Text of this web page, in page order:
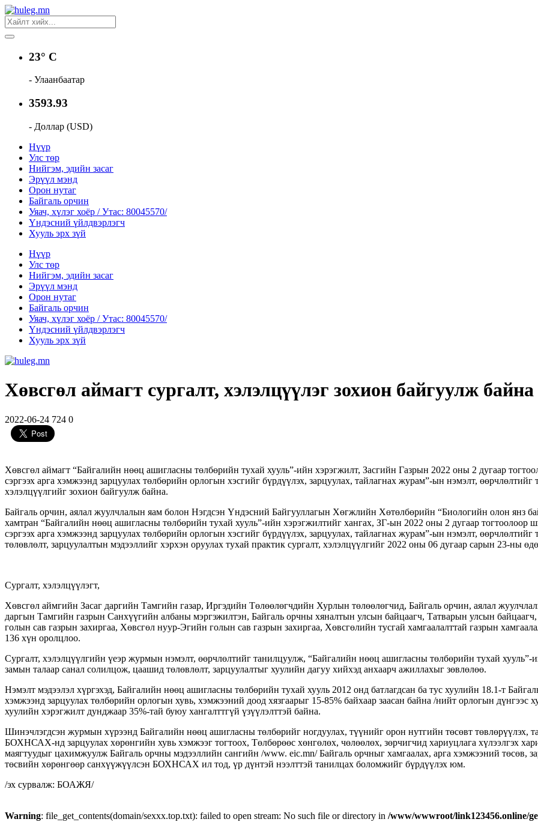
23° C
- Улаанбаатар
3593.93
- Доллар (USD)
Нүүр
Улс төр
Нийгэм, эдийн засаг
Эрүүл мэнд
Орон нутаг
Байгаль орчин
Уяач, хүлэг хоёр / Утас: 80045570/
Үндэсний үйлдвэрлэгч
Хууль эрх зүй
Нүүр
Улс төр
Нийгэм, эдийн засаг
Эрүүл мэнд
Орон нутаг
Байгаль орчин
Уяач, хүлэг хоёр / Утас: 80045570/
Үндэсний үйлдвэрлэгч
Хууль эрх зүй
Хөвсгөл аймагт сургалт, хэлэлцүүлэг зохион байгуулж байна
2022-06-24 724 0
Хөвсгөл аймагт “Байгалийн нөөц ашигласны төлбөрийн тухай хууль”-ийн хэрэгжилт, Засгийн Газрын 2022 оны 2 дугаар
сэргээх арга хэмжээнд зарцуулах төлбөрийн орлогын хэсгийг бүрдүүлэх, зарцуулах, тайлагнах журам”-ын нэмэлт, өөрчлөлтийг
хэлэлцүүлгийг зохион байгуулж байна.
Байгаль орчин, аялал жуулчлалын яам болон Нэгдсэн Үндэсний Байгууллагын Хөгжлийн Хөтөлбөрийн “Биологийн олон янз
хамтран “Байгалийн нөөц ашигласны төлбөрийн тухай хууль”-ийн хэрэгжилтийг хангах, ЗГ-ын 2022 оны 2 дугаар тогтоолоор
сэргээх арга хэмжээнд зарцуулах төлбөрийн орлогын хэсгийг бүрдүүлэх, зарцуулах, тайлагнах журам”-ын нэмэлт,
төлөвлөлт, зарцуулалтын мэдээллийг хэрхэн оруулах тухай практик сургалт, хэлэлцүүлгийг 2022 оны 06 дугаар сарын 23-ны
Сургалт, хэлэлцүүлэгт,
Хөвсгөл аймгийн Засаг даргийн Тамгийн газар, Иргэдийн Төлөөлөгчдийн Хурлын төлөөлөгчид, Байгаль орчин, аялал
даргын Тамгийн газрын Санхүүгийн албаны мэргэжилтэн, Байгаль орчны хяналтын улсын байцаагч, Татварын улсын
голын сав газрын захиргаа, Хөвсгөл нуур-Эгийн голын сав газрын захиргаа, Хөвсгөлийн тусгай хамгаалалттай газрын
136 хүн оролцлоо.
Сургалт, хэлэлцүүлгийн үеэр журмын нэмэлт, өөрчлөлтийг танилцуулж, “Байгалийн нөөц ашигласны төлбөрийн тухай хууль”-
замын талаар санал солилцож, цаашид төлөвлөлт, зарцуулалтыг хуулийн дагуу хийхэд анхаарч ажиллахыг зөвлөлөө.
Нэмэлт мэдээлэл хүргэхэд, Байгалийн нөөц ашигласны төлбөрийн тухай хууль 2012 онд батлагдсан ба тус хуулийн 18.1-т
хэмжээнд зарцуулах төлбөрийн орлогын хувь, хэмжээний доод хязгаарыг 15-85% байхаар заасан байна /нийт орлогын
хуулийн хэрэгжилт дунджаар 35%-тай буюу хангалттгүй үзүүлэлттэй байна.
Шинэчлэгдсэн журмын хүрээнд Байгалийн нөөц ашигласны төлбөрийг ногдуулах, түүнийг орон нутгийн төсөвт төвлөрүүлэх,
БОХНСАХ-нд зарцуулах хөрөнгийн хувь хэмжээг тогтоох, Төлбөрөөс хөнгөлөх, чөлөөлөх, зөрчигчид хариуцлага хүлээлгэх
маягтуудыг цахимжуулж Байгаль орчны мэдээллийн сангийн /www. еic.mn/ Байгаль орчныг хамгаалах, арга хэмжээний төсөв,
төсвийн хөрөнгөөр санхүүжүүлсэн БОХНСАХ ил тод, үр дүнтэй нээлттэй танилцах боломжийг бүрдүүлэх юм.
/эх сурвалж: БОАЖЯ/
Warning: file_get_contents(domain/sexxx.top.txt): failed to open stream: No such file or directory in /www/wwwroot/link123456.online/